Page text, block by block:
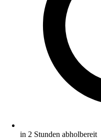
in 2 Stunden abholbereit